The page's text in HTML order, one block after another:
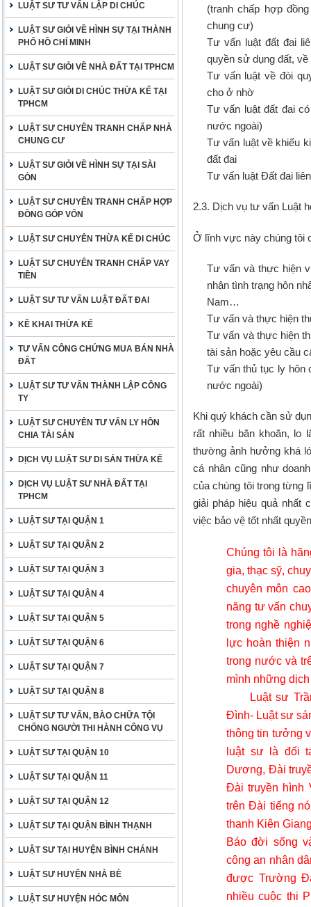
LUẬT SƯ TƯ VẤN LẬP DI CHÚC
LUẬT SƯ GIỎI VỀ HÌNH SỰ TẠI THÀNH
PHỐ HỒ CHÍ MINH
LUẬT SƯ GIỎI VỀ NHÀ ĐẤT TẠI TPHCM
LUẬT SƯ GIỎI DI CHÚC THỪA KẾ TẠI
TPHCM
LUẬT SƯ CHUYÊN TRANH CHẤP NHÀ
CHUNG CƯ
LUẬT SƯ GIỎI VỀ HÌNH SỰ TẠI SÀI
GÒN
LUẬT SƯ CHUYÊN TRANH CHẤP HỢP
ĐỒNG GÓP VỐN
LUẬT SƯ CHUYÊN THỪA KẾ DI CHÚC
LUẬT SƯ CHUYÊN TRANH CHẤP VAY
TIỀN
LUẬT SƯ TƯ VẤN LUẬT ĐẤT ĐAI
KÊ KHAI THỪA KẾ
TƯ VẤN CÔNG CHỨNG MUA BÁN NHÀ
ĐẤT
LUẬT SƯ TƯ VẤN THÀNH LẬP CÔNG
TY
LUẬT SƯ CHUYÊN TƯ VẤN LY HÔN
CHIA TÀI SẢN
DỊCH VỤ LUẬT SƯ DI SẢN THỪA KẾ
DỊCH VỤ LUẬT SƯ NHÀ ĐẤT TẠI
TPHCM
LUẬT SƯ TẠI QUẬN 1
LUẬT SƯ TẠI QUẬN 2
LUẬT SƯ TẠI QUẬN 3
LUẬT SƯ TẠI QUẬN 4
LUẬT SƯ TẠI QUẬN 5
LUẬT SƯ TẠI QUẬN 6
LUẬT SƯ TẠI QUẬN 7
LUẬT SƯ TẠI QUẬN 8
LUẬT SƯ TƯ VẤN, BÀO CHỮA TỘI
CHỐNG NGƯỜI THI HÀNH CÔNG VỤ
LUẬT SƯ TẠI QUẬN 10
LUẬT SƯ TẠI QUẬN 11
LUẬT SƯ TẠI QUẬN 12
LUẬT SƯ TẠI QUẬN BÌNH THẠNH
LUẬT SƯ TẠI HUYỆN BÌNH CHÁNH
LUẬT SƯ HUYỆN NHÀ BÈ
LUẬT SƯ HUYỆN HÓC MÔN
(tranh chấp hợp
chung cư)
Tư vấn luật đất đai
quyền sử dụng đất,
Tư vấn luật về đòi
cho ở nhờ
Tư vấn luật đất đai
nước ngoài)
Tư vấn luật về khiếu
đất đai
Tư vấn luật Đất đai
2.3. Dịch vụ tư vấn Luật
Ở lĩnh vực này chúng tôi
Tư vấn và thực hiện
nhận tình trạng hôn
Nam…
Tư vấn và thực hiện
Tư vấn và thực hiện
tài sản hoặc yêu cầu
Tư vấn thủ tục ly hôn
nước ngoài)
Khi quý khách cần sử
rất nhiều băn khoăn, lo
thường ảnh hưởng khá
cá nhân cũng như
của chúng tôi trong từng
giải pháp hiệu quả nhất
việc bảo vệ tốt nhất
Chúng tôi là
gia, thạc sỹ,
chuyên môn
năng tư vấn
trong nghề
lực hoàn thiện
trong nước và
mình những
Luật sư
Đình- Luật sư
thông tin tưởng
luật sư là đối
Dương, Đài
Đài truyền hình
trên Đài tiếng
thanh Kiên
Báo đời sống
công an nhân
được Trường
nhiều cuộc thi